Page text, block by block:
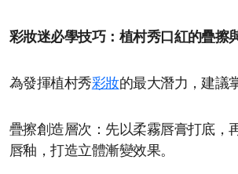
彩妝迷必學技巧：植村秀口紅的疊擦
為發揮植村秀彩妝的最大潛力，建議
疊擦創造層次：先以柔霧唇膏打底，
唇釉，打造立體漸變效果。